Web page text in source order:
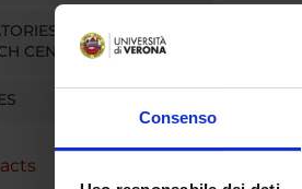
Consenso
AND
CENTRES